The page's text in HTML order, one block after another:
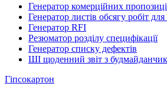
Генератор комерційних
Генератор листів обсягу робіт
Генератор RFI
Резюматор розділу специфікації
Генератор списку дефектів
ШІ щоденний звіт з
Гіпсокартон